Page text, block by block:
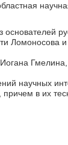
Ломоносова и
Гмелина,
научных
в их